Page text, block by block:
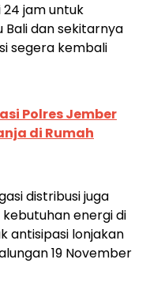
24 jam untuk
Bali dan sekitarnya
segera kembali
Polres Jember
di Rumah
distribusi juga
energi di
antisipasi lonjakan
19 November